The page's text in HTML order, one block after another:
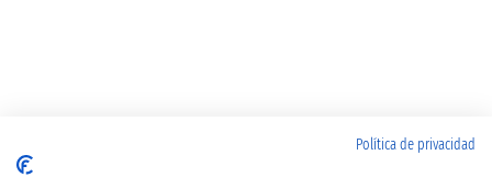
Política de privacidad